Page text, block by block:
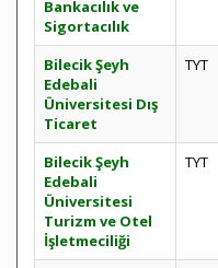
Bankacılık ve
Sigortacılık
Bilecik Şeyh
Edebali
Üniversitesi Dış
Ticaret
TYT
Bilecik Şeyh
Edebali
Üniversitesi
Turizm ve Otel
İşletmeciliği
TYT